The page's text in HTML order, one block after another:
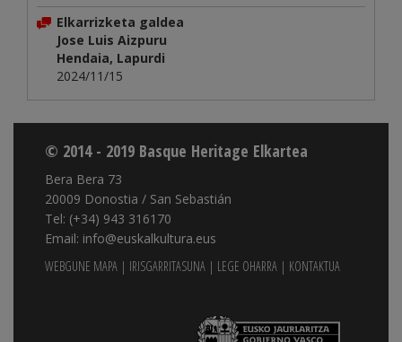
Elkarrizketa galdea
Jose Luis Aizpuru
Hendaia, Lapurdi
2024/11/15
© 2014 - 2019 Basque Heritage Elkartea
Bera Bera 73
20009 Donostia / San Sebastián
Tel: (+34) 943 316170
Email: info@euskalkultura.eus
WEBGUNE MAPA | IRISGARRITASUNA | LEGE OHARRA | KONTAKTUA